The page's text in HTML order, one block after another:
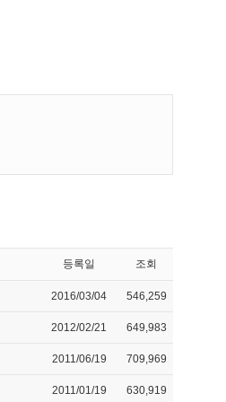
등록일 조회
2016/03/04 546,259
2012/02/21 649,983
2011/06/19 709,969
2011/01/19 630,919